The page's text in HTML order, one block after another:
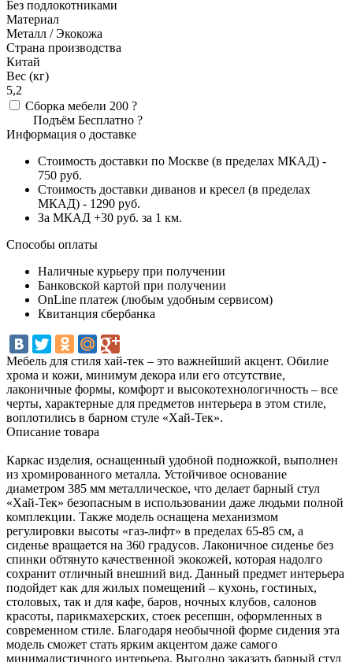
Без подлокотниками
Материал
Металл / Экокожа
Страна производства
Китай
Вес (кг)
5,2
Сборка мебели 200 ?
Подъём Бесплатно ?
Информация о доставке
Стоимость доставки по Москве (в пределах МКАД) -
750 руб.
Стоимость доставки диванов и кресел (в пределах
МКАД) - 1290 руб.
За МКАД +30 руб. за 1 км.
Способы оплаты
Наличные курьеру при получении
Банковской картой при получении
OnLine платеж (любым удобным сервисом)
Квитанция сбербанка
Мебель для стиля хай-тек – это важнейший акцент. Обилие
хрома и кожи, минимум декора или его отсутствие,
лаконичные формы, комфорт и высокотехнологичность – все
черты, характерные для предметов интерьера в этом стиле,
воплотились в барном стуле «Хай-Тек».
Описание товара
Каркас изделия, оснащенный удобной подножкой, выполнен
из хромированного металла. Устойчивое основание
диаметром 385 мм металлическое, что делает барный стул
«Хай-Тек» безопасным в использовании даже людьми полной
комплекции. Также модель оснащена механизмом
регулировки высоты «газ-лифт» в пределах 65-85 см, а
сиденье вращается на 360 градусов. Лаконичное сиденье без
спинки обтянуто качественной экокожей, которая надолго
сохранит отличный внешний вид. Данный предмет интерьера
подойдет как для жилых помещений – кухонь, гостиных,
столовых, так и для кафе, баров, ночных клубов, салонов
красоты, парикмахерских, стоек ресепшн, оформленных в
современном стиле. Благодаря необычной форме сидения эта
модель сможет стать ярким акцентом даже самого
минималистичного интерьера. Выгодно заказать барный стул